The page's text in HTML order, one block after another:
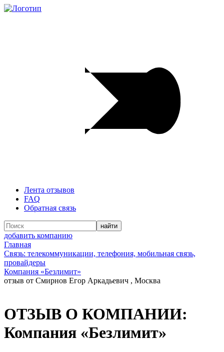
Лента отзывов
FAQ
Обратная связь
добавить компанию
Главная
Связь: телекоммуникации, телефония, мобильная связь,
провайдеры
Компания «Безлимит»
отзыв от Смирнов Егор Аркадьевич , Москва
ОТЗЫВ О КОМПАНИИ:
Компания «Безлимит»